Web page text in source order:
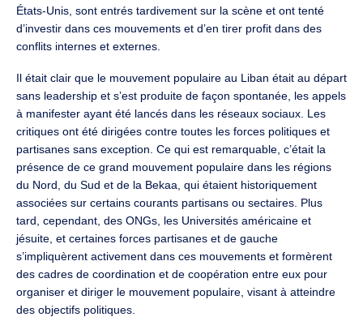
États-Unis, sont entrés tardivement sur la scène et ont tenté
d’investir dans ces mouvements et d’en tirer profit dans des
conflits internes et externes.
Il était clair que le mouvement populaire au Liban était au départ
sans leadership et s’est produite de façon spontanée, les appels
à manifester ayant été lancés dans les réseaux sociaux. Les
critiques ont été dirigées contre toutes les forces politiques et
partisanes sans exception. Ce qui est remarquable, c’était la
présence de ce grand mouvement populaire dans les régions
du Nord, du Sud et de la Bekaa, qui étaient historiquement
associées sur certains courants partisans ou sectaires. Plus
tard, cependant, des ONGs, les Universités américaine et
jésuite, et certaines forces partisanes et de gauche
s’impliquèrent activement dans ces mouvements et formèrent
des cadres de coordination et de coopération entre eux pour
organiser et diriger le mouvement populaire, visant à atteindre
des objectifs politiques.